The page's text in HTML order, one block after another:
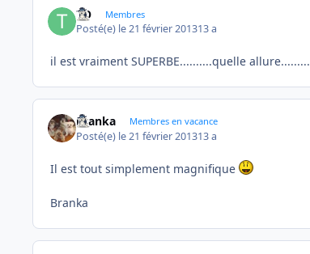
TO Membres
Posté(e) le 21 février 201313 a
il est vraiment SUPERBE..........quelle allure.........
branka Membres en vacance
Posté(e) le 21 février 201313 a
Il est tout simplement magnifique
Branka